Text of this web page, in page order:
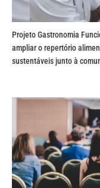
Projeto Gastronomia
ampliar o repertório
sustentáveis junto à